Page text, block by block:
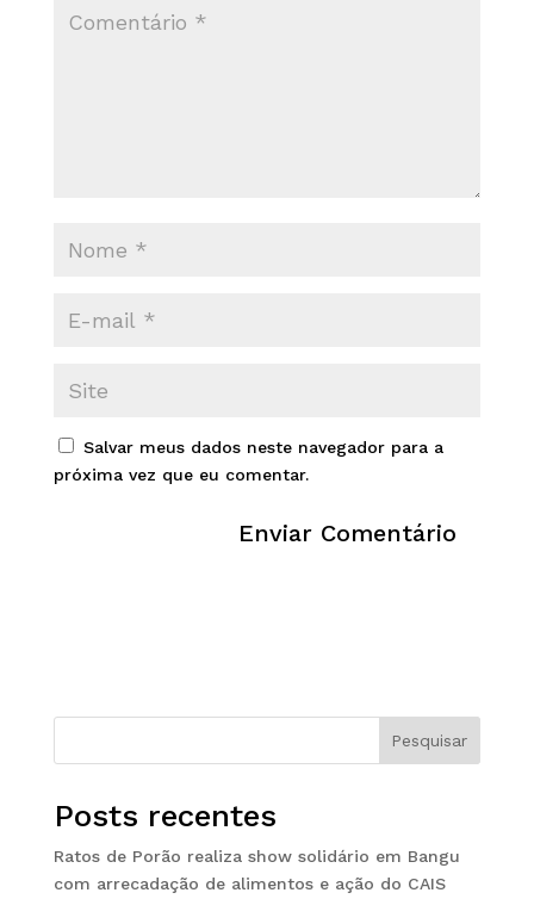
Salvar meus dados neste navegador para a
próxima vez que eu comentar.
Pesquisar
Posts recentes
Ratos de Porão realiza show solidário em Bangu
com arrecadação de alimentos e ação do CAIS